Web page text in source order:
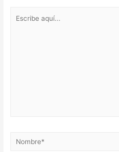
Nombre*